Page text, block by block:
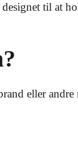
til at
eller